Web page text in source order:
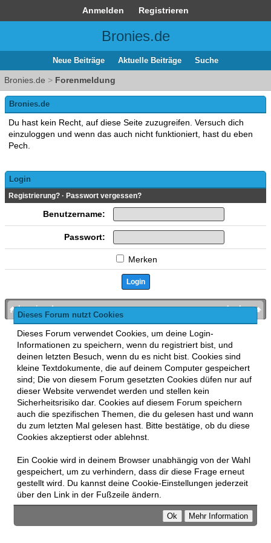
Anmelden Registrieren
Bronies.de
Neue Beiträge Aktuelle Beiträge Suche
Bronies.de > Forenmeldung
Dieses Forum nutzt Cookies
Dieses Forum verwendet Cookies, um deine Login-
Informationen zu speichern, wenn du registriert bist, und
deinen letzten Besuch, wenn du es nicht bist. Cookies sind
kleine Textdokumente, die auf deinem Computer gespeichert
sind; Die von diesem Forum gesetzten Cookies düfen nur auf
dieser Website verwendet werden und stellen kein
Sicherheitsrisiko dar. Cookies auf diesem Forum speichern
auch die spezifischen Themen, die du gelesen hast und wann
du zum letzten Mal gelesen hast. Bitte bestätige, ob du diese
Cookies akzeptierst oder ablehnst.
Ein Cookie wird in deinem Browser unabhängig von der Wahl
gespeichert, um zu verhindern, dass dir diese Frage erneut
gestellt wird. Du kannst deine Cookie-Einstellungen jederzeit
über den Link in der Fußzeile ändern.
Bronies.de
Du hast kein Recht, auf diese Seite zuzugreifen. Versuch dich
einzuloggen und wenn das auch nicht funktioniert, hast du eben
Pech.
Login
Registrierung? · Passwort vergessen?
Benutzername:
Passwort:
Merken
nach oben
bronies.de
MyBB , mobile Fassung: MyBB GoMobile
Zur Desktop-Version wechseln
This forum usesLukasz TkaczMyBB addons.